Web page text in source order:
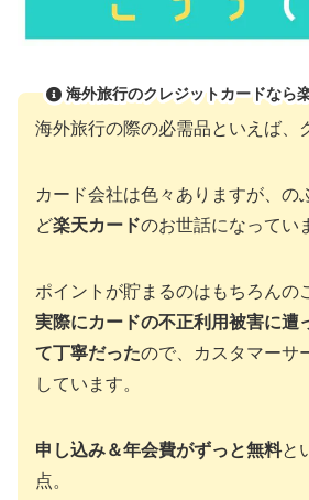
海外旅行のクレジットカードなら
海外旅行の際の必需品といえば、
カード会社は色々ありますが、の
ど楽天カードのお世話になってい
ポイントが貯まるのはもちろんの
実際にカードの不正利用被害に遭
て丁寧だったので、カスタマーサ
しています。
申し込み＆年会費がずっと無料と
点。